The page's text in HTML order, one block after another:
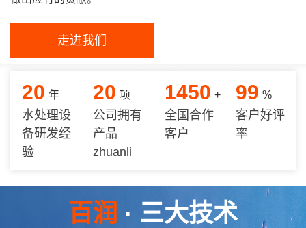
走进我们
20 年
水处理设
备研发经
验
20 项
公司拥有
产品
zhuanli
1450 +
全国合作
客户
99 %
客户好评
率
百润 · 三大技术